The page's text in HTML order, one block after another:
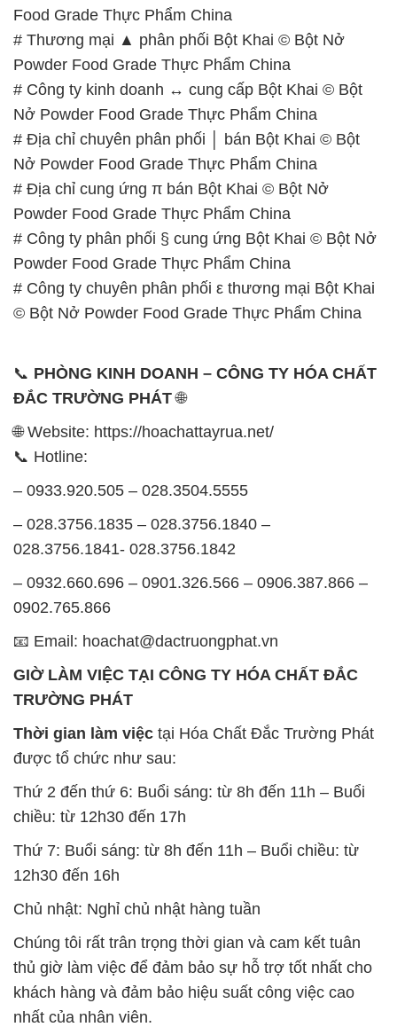
Food Grade Thực Phẩm China
# Thương mại ▲ phân phối Bột Khai © Bột Nở
Powder Food Grade Thực Phẩm China
# Công ty kinh doanh ↔ cung cấp Bột Khai © Bột
Nở Powder Food Grade Thực Phẩm China
# Địa chỉ chuyên phân phối │ bán Bột Khai © Bột
Nở Powder Food Grade Thực Phẩm China
# Địa chỉ cung ứng π bán Bột Khai © Bột Nở
Powder Food Grade Thực Phẩm China
# Công ty phân phối § cung ứng Bột Khai © Bột Nở
Powder Food Grade Thực Phẩm China
# Công ty chuyên phân phối ε thương mại Bột Khai
© Bột Nở Powder Food Grade Thực Phẩm China
📞 PHÒNG KINH DOANH – CÔNG TY HÓA CHẤT
ĐẮC TRƯỜNG PHÁT🌐
🌐 Website: https://hoachattayrua.net/
📞 Hotline:
– 0933.920.505 – 028.3504.5555
– 028.3756.1835 – 028.3756.1840 –
028.3756.1841- 028.3756.1842
– 0932.660.696 – 0901.326.566 – 0906.387.866 –
0902.765.866
📧 Email: hoachat@dactruongphat.vn
GIỜ LÀM VIỆC TẠI CÔNG TY HÓA CHẤT ĐẮC
TRƯỜNG PHÁT
Thời gian làm việc tại Hóa Chất Đắc Trường Phát
được tổ chức như sau:
Thứ 2 đến thứ 6: Buổi sáng: từ 8h đến 11h – Buổi
chiều: từ 12h30 đến 17h
Thứ 7: Buổi sáng: từ 8h đến 11h – Buổi chiều: từ
12h30 đến 16h
Chủ nhật: Nghỉ chủ nhật hàng tuần
Chúng tôi rất trân trọng thời gian và cam kết tuân
thủ giờ làm việc để đảm bảo sự hỗ trợ tốt nhất cho
khách hàng và đảm bảo hiệu suất công việc cao
nhất của nhân viên.